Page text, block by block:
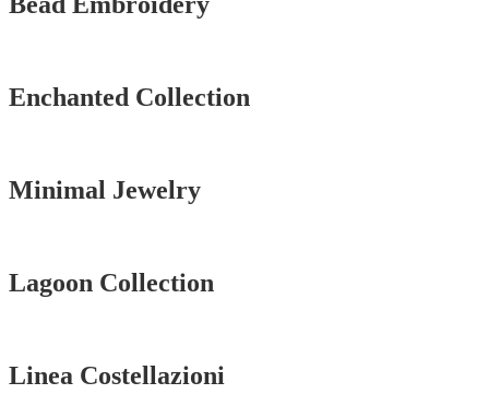
Enchanted Collection
Minimal Jewelry
Lagoon Collection
Linea Costellazioni